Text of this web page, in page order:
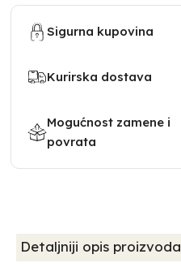
Sigurna kupovina
Kurirska dostava
Mogućnost zamene i
povrata
Detaljniji opis proizvoda